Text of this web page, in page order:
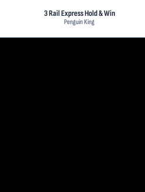
3 Rail Express Hold & Win
Penguin King